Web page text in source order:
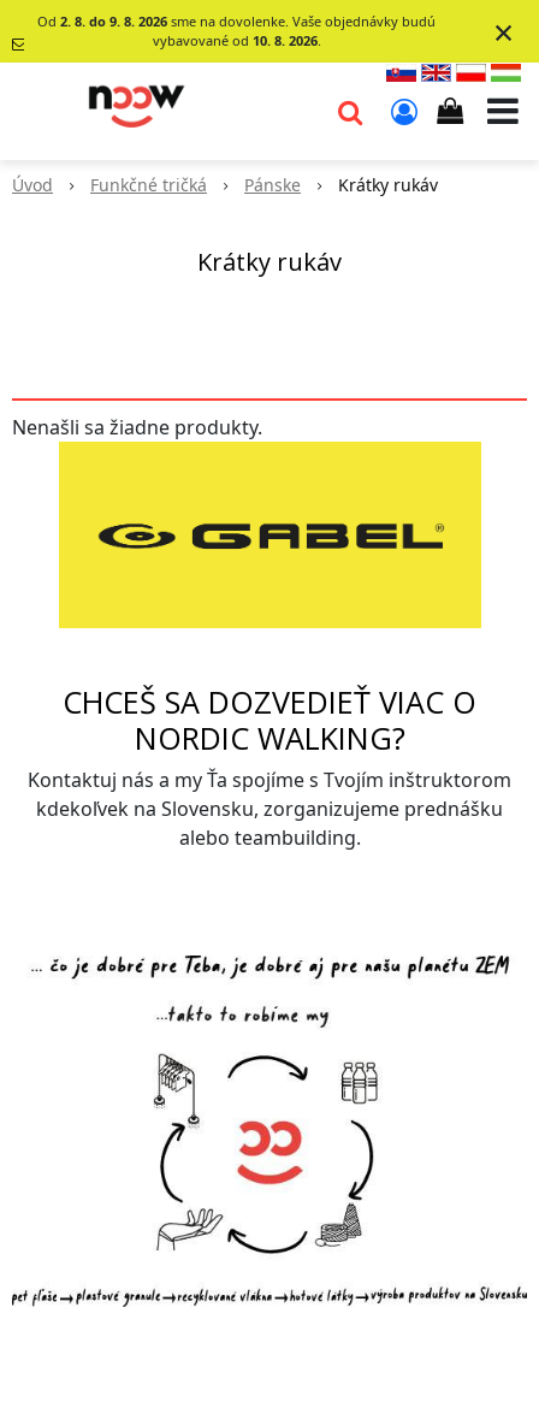
Od2. 8. do 9. 8. 2026 sme na dovolenke. Vaše objednávky budú
vybavované od 10. 8. 2026. ×
0903620260
Úvod Funkčné tričká Pánske Krátky rukáv
Krátky rukáv
Nenašli sa žiadne produkty.
CHCEŠ SA DOZVEDIEŤ VIAC O
NORDIC WALKING?
Kontaktuj nás a my Ťa spojíme s Tvojím inštruktorom
kdekoľvek na Slovensku, zorganizujeme prednášku
alebo teambuilding.